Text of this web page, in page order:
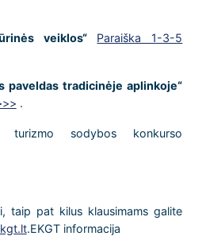
veiklos“
Paraiška 1-3-5
paveldas tradicinėje aplinkoje“
.
turizmo sodybos konkurso
taip pat kilus klausimams galite
.EKGT informacija